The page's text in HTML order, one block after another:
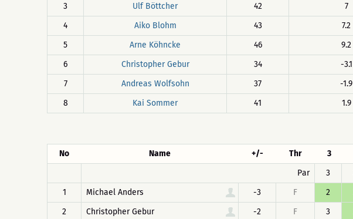
3
Ulf Böttcher 42 7
4
Aiko Blohm 43 7.2
5
Arne Köhncke 46 9.2
6
Christopher Gebur 34 -3.1
7
Andreas Wolfsohn 37 -1.9
8
Kai Sommer 41 1.9
No Name +/- Thr 3
Par
3
1
Michael Anders -3 F 2
2
Christopher Gebur -2 F 3